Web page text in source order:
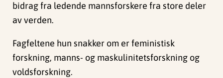
bidrag fra ledende mannsforskere fra store deler
av verden.
Fagfeltene hun snakker om er feministisk
forskning, manns- og maskulinitetsforskning og
voldsforskning.